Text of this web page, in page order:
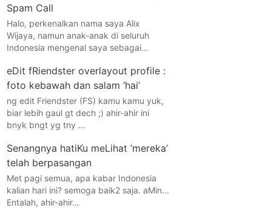
Spam Call
Halo, perkenalkan nama saya Alix
Wijaya, namun anak-anak di seluruh
Indonesia mengenal saya sebagai…
eDit fRiendster overlayout profile :
foto kebawah dan salam ‘hai’
ng edit Friendster (FS) kamu kamu yuk,
biar lebih gaul gt dech ;) ahir-ahir ini
bnyk bngt yg tny …
Senangnya hatiKu meLihat ‘mereka’
telah berpasangan
Met pagi semua, apa kabar Indonesia
kalian hari ini? semoga baik2 saja. aMin...
Entalah, ahir-ahir…